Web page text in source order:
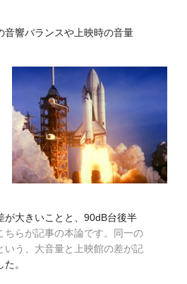
音響バランスや上映時の音量
が大きいことと、90dB台後半
ちらが記事の本論です。同一の
う、大音量と上映館の差が記
。